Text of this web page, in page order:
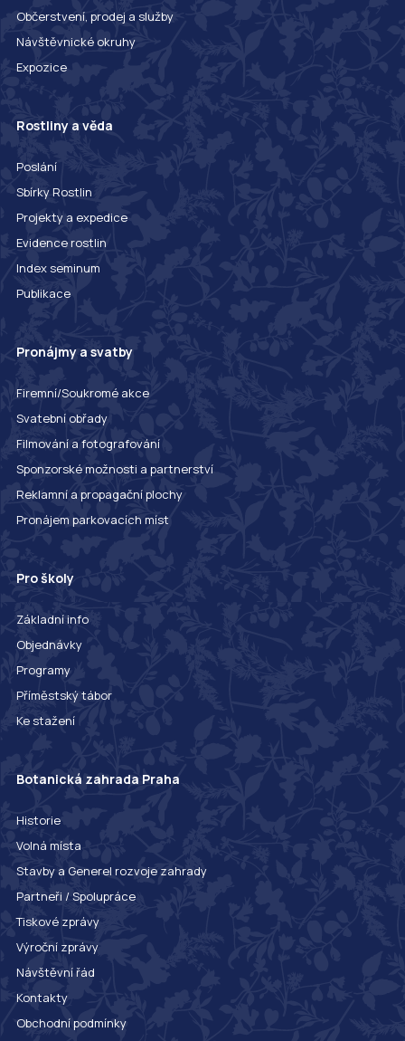
Občerstvení, prodej a služby
Návštěvnické okruhy
Expozice
Rostliny a věda
Poslání
Sbírky Rostlin
Projekty a expedice
Evidence rostlin
Index seminum
Publikace
Pronájmy a svatby
Firemní/Soukromé akce
Svatební obřady
Filmování a fotografování
Sponzorské možnosti a partnerství
Reklamní a propagační plochy
Pronájem parkovacích míst
Pro školy
Základní info
Objednávky
Programy
Příměstský tábor
Ke stažení
Botanická zahrada Praha
Historie
Volná místa
Stavby a Generel rozvoje zahrady
Partneři / Spolupráce
Tiskové zprávy
Výroční zprávy
Návštěvní řád
Kontakty
Obchodní podmínky